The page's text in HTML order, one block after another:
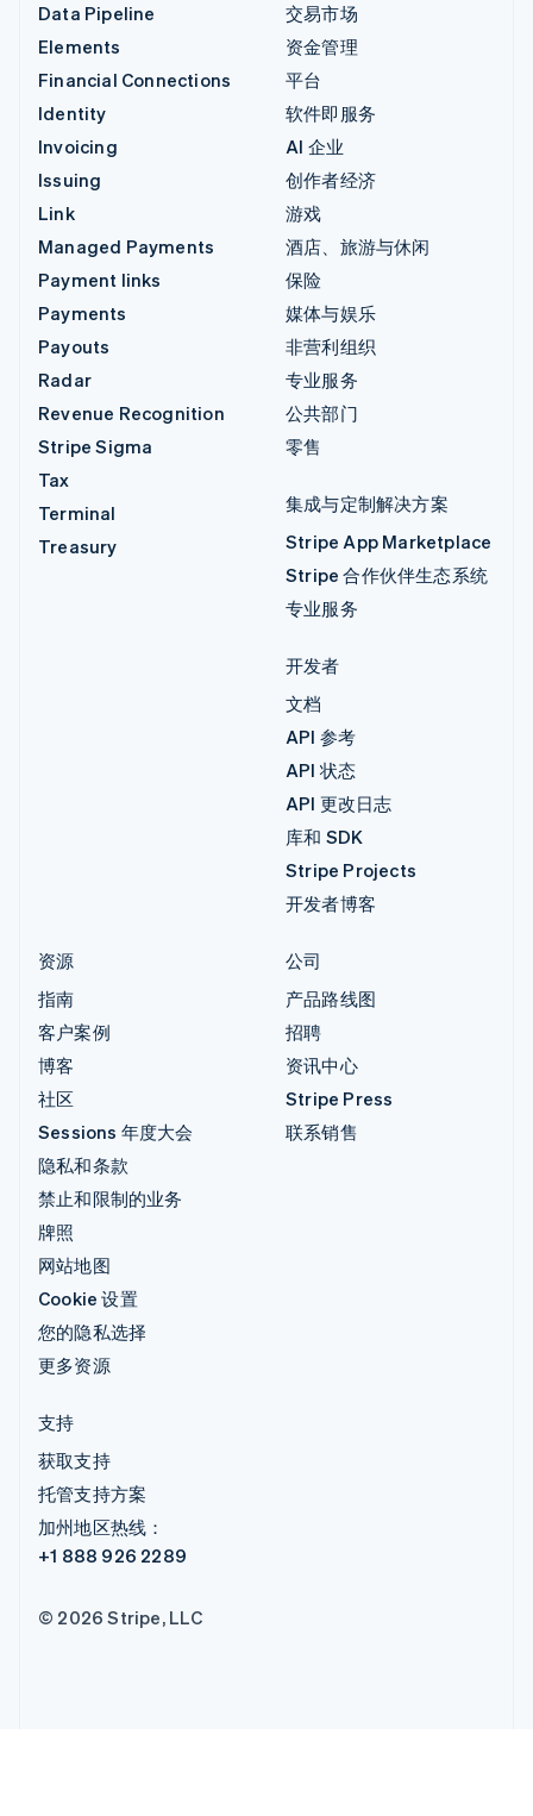
Data Pipeline
Elements
Financial Connections
Identity
Invoicing
Issuing
Link
Managed Payments
Payment links
Payments
Payouts
Radar
Revenue Recognition
Stripe Sigma
Tax
Terminal
Treasury
交易市场
资金管理
平台
软件即服务
AI 企业
创作者经济
游戏
酒店、旅游与休闲
保险
媒体与娱乐
非营利组织
专业服务
公共部门
零售
集成与定制解决方案
Stripe App Marketplace
Stripe 合作伙伴生态系统
专业服务
开发者
文档
API 参考
API 状态
API 更改日志
库和 SDK
Stripe Projects
开发者博客
资源
指南
客户案例
博客
社区
Sessions 年度大会
隐私和条款
禁止和限制的业务
牌照
网站地图
Cookie 设置
您的隐私选择
更多资源
公司
产品路线图
招聘
资讯中心
Stripe Press
联系销售
支持
获取支持
托管支持方案
加州地区热线：
+1 888 926 2289
© 2026 Stripe, LLC